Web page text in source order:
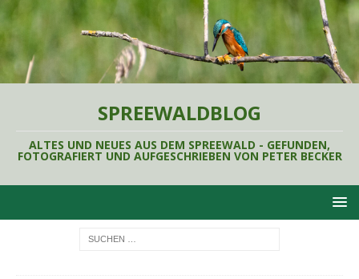
SPREEWALDBLOG
ALTES UND NEUES AUS DEM SPREEWALD - GEFUNDEN,
FOTOGRAFIERT UND AUFGESCHRIEBEN VON PETER BECKER